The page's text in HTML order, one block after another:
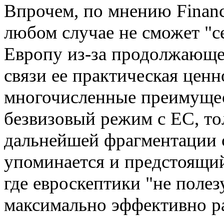
Впрочем, по мнению
любом случае не сможет
Европу из-за
связи ее практическая
многочисленные
безвизовый режим с ЕС,
дальнейшей фрагментации
упоминается и
где евроскептики "не
максимально эффективно